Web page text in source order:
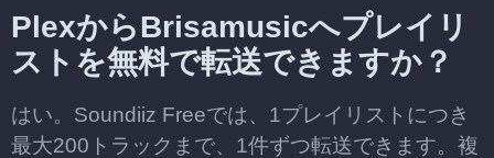
PlexからBrisamusicへプレイリ
ストを無料で転送できますか？
はい。Soundiiz Freeでは、1プレイリストにつき
最大200トラックまで、1件ずつ転送できます。複